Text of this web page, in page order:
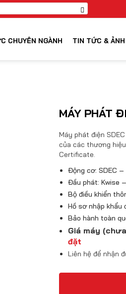
CHUYÊN NGÀNH TIN TỨC & ẢNH
MÁY PHÁT
Máy phát điện
của các thương
Certificate.
Động cơ: SDEC
Đầu phát: Kwise
Bộ điều khiển
Hồ sơ nhập khẩu
Bảo hành toàn
Giá máy
đặt
Liên hệ để nhận